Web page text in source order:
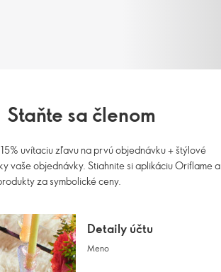
Staňte sa členom
uvítaciu zľavu na prvú objednávku + štýlové
vaše objednávky. Stiahnite si aplikáciu Oriflame a
za symbolické ceny.
Detaily účtu
Meno